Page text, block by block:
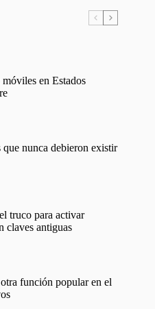
en Estados
que nunca debieron existir
truco para activar
claves antiguas
función popular en el